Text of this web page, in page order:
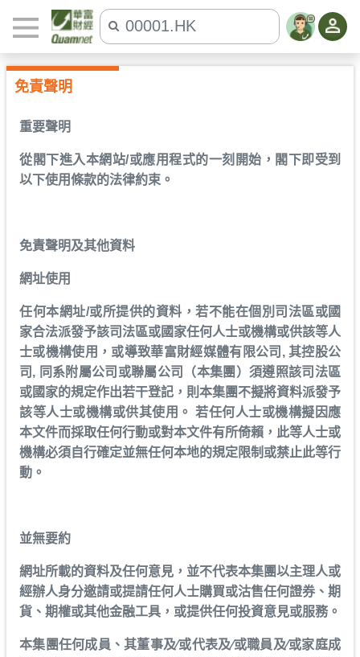
免責聲明
重要聲明
從閣下進入本網站/或應用程式的一刻開始，閣下即受到
以下使用條款的法律約束。
免責聲明及其他資料
網址使用
任何本網址/或所提供的資料，若不能在個別司法區或國
家合法派發予該司法區或國家任何人士或機構或供該等人
士或機構使用，或導致華富財經媒體有限公司, 其控股公
司, 同系附屬公司或聯屬公司（本集團）須遵照該司法區
或國家的規定作出若干登記，則本集團不擬將資料派發予
該等人士或機構或供其使用。 若任何人士或機構擬因應
本文件而採取任何行動或對本文件有所倚賴，此等人士或
機構必須自行確定並無任何本地的規定限制或禁止此等行
動。
並無要約
網址所載的資料及任何意見，並不代表本集團以主理人或
經辦人身分邀請或提請任何人士購買或沽售任何證券、期
貨、期權或其他金融工具，或提供任何投資意見或服務。
本集團任何成員、其董事及∕或代表及∕或職員及∕或家庭成